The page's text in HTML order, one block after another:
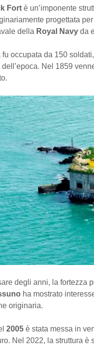
Fort è un’imponente
progettata
della Royal Navy da
fu occupata da 150
Nel 1859
degli anni, la fortezza
ha mostrato
originaria.
2005 è stata messa in
Nel 2022, la struttura è